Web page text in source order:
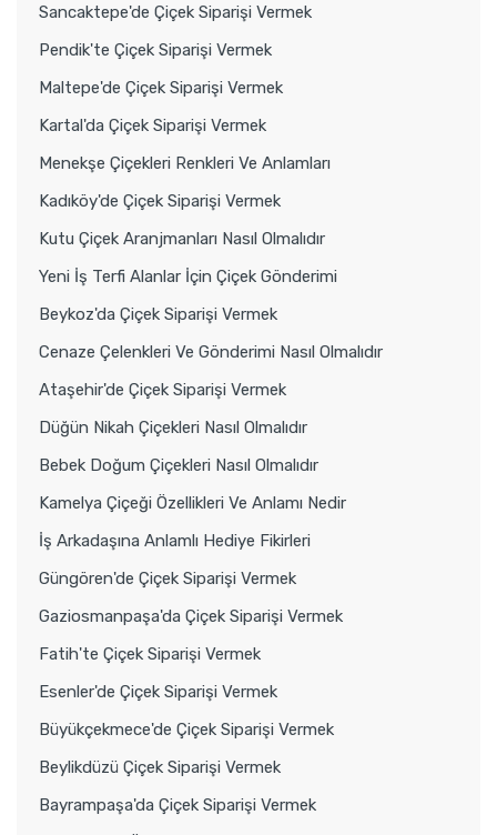
Sancaktepe'de Çiçek Siparişi Vermek
Pendik'te Çiçek Siparişi Vermek
Maltepe'de Çiçek Siparişi Vermek
Kartal'da Çiçek Siparişi Vermek
Menekşe Çiçekleri Renkleri Ve Anlamları
Kadıköy'de Çiçek Siparişi Vermek
Kutu Çiçek Aranjmanları Nasıl Olmalıdır
Yeni İş Terfi Alanlar İçin Çiçek Gönderimi
Beykoz'da Çiçek Siparişi Vermek
Cenaze Çelenkleri Ve Gönderimi Nasıl Olmalıdır
Ataşehir'de Çiçek Siparişi Vermek
Düğün Nikah Çiçekleri Nasıl Olmalıdır
Bebek Doğum Çiçekleri Nasıl Olmalıdır
Kamelya Çiçeği Özellikleri Ve Anlamı Nedir
İş Arkadaşına Anlamlı Hediye Fikirleri
Güngören'de Çiçek Siparişi Vermek
Gaziosmanpaşa'da Çiçek Siparişi Vermek
Fatih'te Çiçek Siparişi Vermek
Esenler'de Çiçek Siparişi Vermek
Büyükçekmece'de Çiçek Siparişi Vermek
Beylikdüzü Çiçek Siparişi Vermek
Bayrampaşa'da Çiçek Siparişi Vermek